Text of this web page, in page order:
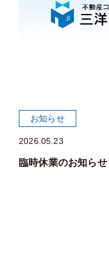
お知らせ
2026.05.23
臨時休業のお知らせ